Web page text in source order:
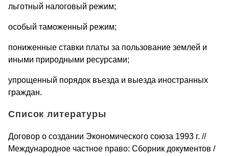
льготный налоговый режим;
особый таможенный режим;
пониженные ставки платы за пользование землей и
иными природными ресурсами;
упрощенный порядок въезда и выезда иностранных
граждан.
Список литературы
Договор о создании Экономического союза 1993 г. //
Международное частное право: Сборник документов /